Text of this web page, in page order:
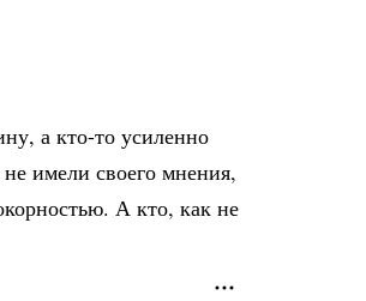
а кто-то усиленно
имели своего мнения,
А кто, как не